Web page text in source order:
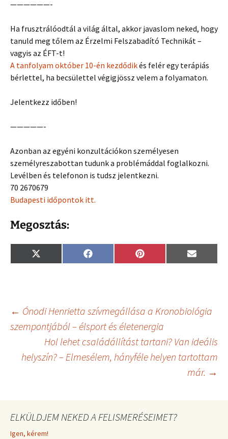
——————-
Ha frusztrálóodtál a világ által, akkor javaslom neked, hogy
tanuld meg tőlem az Érzelmi Felszabadító Technikát –
vagyis az ÉFT-t!
A tanfolyam október 10-én kezdődikés felér egy terápiás
bérlettel, ha becsülettel végigjössz velem a folyamaton.
Jelentkezz időben!
—————-
Azonban az egyéni konzultációkon személyesen
személyreszabottan tudunk a problémáddal foglalkozni.
Levélben és telefonon is tudsz jelentkezni.
70 2670679
Budapesti időpontok itt.
Megosztás:
Share
on
X
(
t
e
r
)
Share
on
F
a
k
Share
on
P
i
s
t
Share
on
E
m
Bejegyzés
navigáció
← Ónodi Henrietta szívmegállása a Kronobiológia
szempontjából – élsport és életenergia
Hol lehet családállítást tartani? Van ideális
helyszín? – Elmesélem, hányféle helyen tartottam
már. →
ELKÜLDJEM NEKED A FELISMERÉSEIMET?
Igen, kérem!